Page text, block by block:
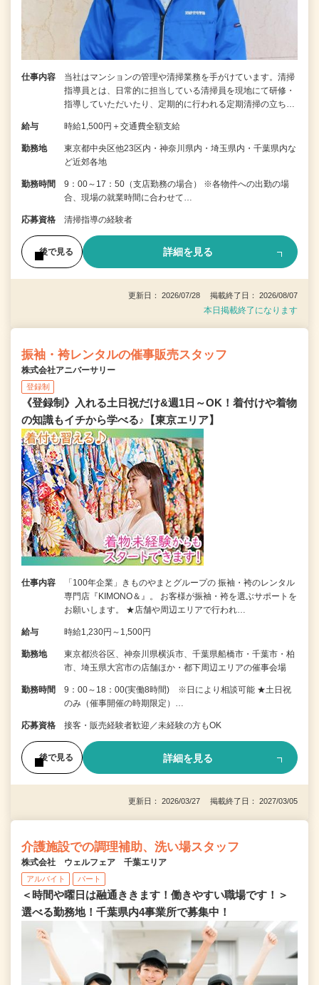
仕事内容
当社はマンションの管理や清掃業務を手がけています。清掃
指導員とは、日常的に担当している清掃員を現地にて研修・
指導していただいたり、定期的に行われる定期清掃の立ち…
給与 時給1,500円＋交通費全額支給
勤務地
東京都中央区他23区内・神奈川県内・埼玉県内・千葉県内な
ど近郊各地
勤務時間
9：00～17：50（支店勤務の場合） ※各物件への出勤の場
合、現場の就業時間に合わせて…
応募資格 清掃指導の経験者
後で見る 詳細を見る
更新日： 2026/07/28 掲載終了日： 2026/08/07
本日掲載終了になります
振袖・袴レンタルの催事販売スタッフ
株式会社アニバーサリー
登録制
《登録制》入れる土日祝だけ&週1日～OK！着付けや着物
の知識もイチから学べる♪【東京エリア】
仕事内容
「100年企業」きものやまとグループの 振袖・袴のレンタル
専門店『KIMONO＆』。 お客様が振袖・袴を選ぶサポートを
お願いします。 ★店舗や周辺エリアで行われ…
給与 時給1,230円～1,500円
勤務地
東京都渋谷区、神奈川県横浜市、千葉県船橋市・千葉市・柏
市、埼玉県大宮市の店舗ほか・都下周辺エリアの催事会場
勤務時間
9：00～18：00(実働8時間) ※日により相談可能 ★土日祝
のみ（催事開催の時期限定）…
応募資格 接客・販売経験者歓迎／未経験の方もOK
後で見る 詳細を見る
更新日： 2026/03/27 掲載終了日： 2027/03/05
介護施設での調理補助、洗い場スタッフ
株式会社 ウェルフェア 千葉エリア
アルバイト パート
＜時間や曜日は融通ききます！働きやすい職場です！＞
選べる勤務地！千葉県内4事業所で募集中！